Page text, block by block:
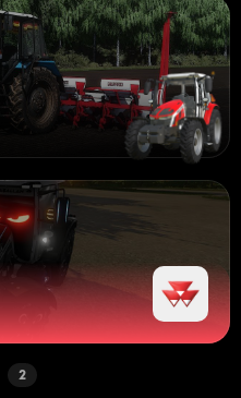
2